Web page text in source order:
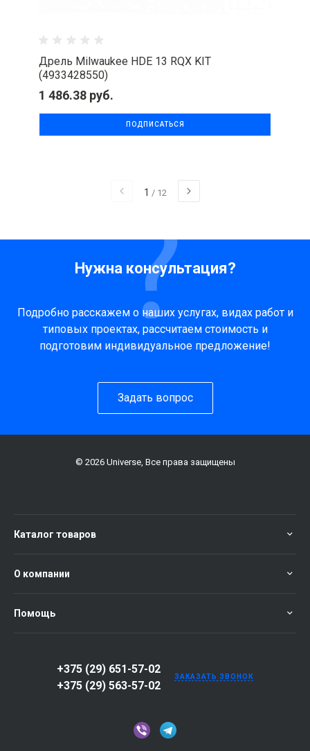
Дрель Milwaukee HDE 13 RQX KIT
(4933428550)
1 486.38 руб.
ПОДПИСАТЬСЯ
1 / 12
Нужна консультация?
Подробно расскажем о наших услугах, видах работ и
типовых проектах, рассчитаем стоимость и
подготовим индивидуальное предложение!
Задать вопрос
© 2026 Universe, Все права защищены
Каталог товаров
О компании
Помощь
+375 (29) 651-57-02
+375 (29) 563-57-02
ЗАКАЗАТЬ ЗВОНОК